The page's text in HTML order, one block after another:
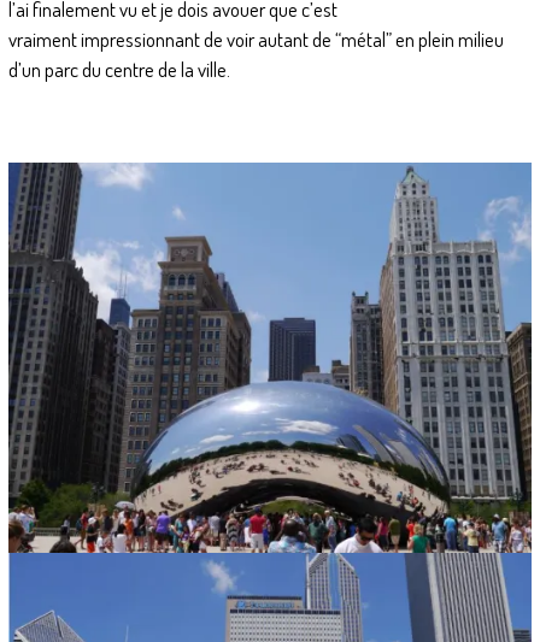
l’ai finalement vu et je dois avouer que c’est
vraiment impressionnant de voir autant de “métal” en plein milieu
d’un parc du centre de la ville.